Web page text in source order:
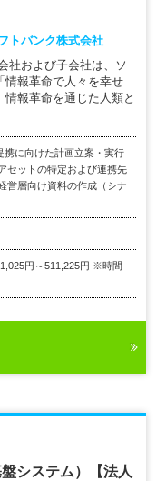
トバンク株式会社
社および子会社は、ソ
情報革命で人々を幸せ
報革命を通じた人類と
携に向けた計画立案・実行
セットの特定および連携先
営層向け資料の作成（シナ
円～511,225円 ※時間
システム）【法人